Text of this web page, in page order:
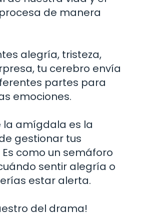
de manera
alegría, tristeza,
tu cerebro envía
partes para
emociones.
la amígdala es la
gestionar tus
como un semáforo
sentir alegría o
estar alerta.
del drama!